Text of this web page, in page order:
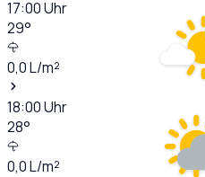
17:00Uhr
29°
0,0L/m²
18:00Uhr
28°
0,0L/m²